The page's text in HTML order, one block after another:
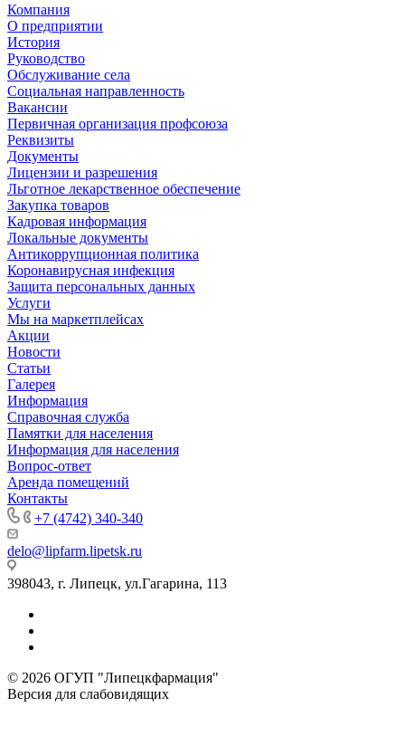
Компания
О предприятии
История
Руководство
Обслуживание села
Социальная направленность
Вакансии
Первичная организация профсоюза
Реквизиты
Документы
Лицензии и разрешения
Льготное лекарственное обеспечение
Закупка товаров
Кадровая информация
Локальные документы
Антикоррупционная политика
Коронавирусная инфекция
Защита персональных данных
Услуги
Мы на маркетплейсах
Акции
Новости
Статьи
Галерея
Информация
Справочная служба
Памятки для населения
Информация для населения
Вопрос-ответ
Аренда помещений
Контакты
+7 (4742) 340-340
delo@lipfarm.lipetsk.ru
398043, г. Липецк, ул.Гагарина, 113
© 2026 ОГУП "Липецкфармация"
Версия для слабовидящих